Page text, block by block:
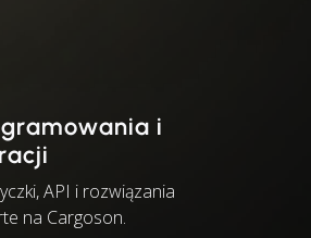
i
API i rozwiązania
na Cargoson.